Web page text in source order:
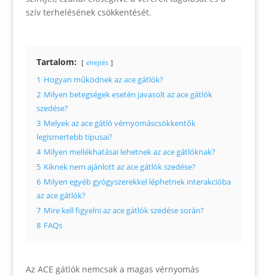
szív terhelésének csökkentését.
Tartalom: elrejtés
1 Hogyan működnek az ace gátlók?
2 Milyen betegségek esetén javasolt az ace gátlók
szedése?
3 Melyek az ace gátló vérnyomáscsökkentők
legismertebb típusai?
4 Milyen mellékhatásai lehetnek az ace gátlóknak?
5 Kiknek nem ajánlott az ace gátlók szedése?
6 Milyen egyéb gyógyszerekkel léphetnek interakcióba
az ace gátlók?
7 Mire kell figyelni az ace gátlók szedése során?
8 FAQs
Az ACE gátlók nemcsak a magas vérnyomás